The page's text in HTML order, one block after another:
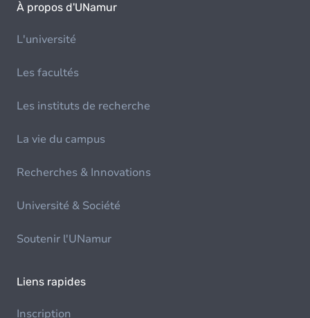
À propos d'UNamur
L'université
Les facultés
Les instituts de recherche
La vie du campus
Recherches & Innovations
Université & Société
Soutenir l'UNamur
Liens rapides
Inscription